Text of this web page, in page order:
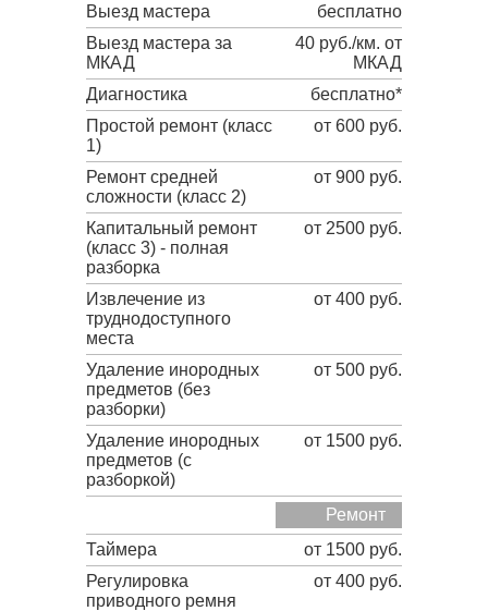
Выезд мастера
бесплатно
Выезд мастера за
МКАД
40 руб./км. от
МКАД
Диагностика
бесплатно*
Простой ремонт (класс
1)
от 600 руб.
Ремонт средней
сложности (класс 2)
от 900 руб.
Капитальный ремонт
(класс 3) - полная
разборка
от 2500 руб.
Извлечение из
труднодоступного
места
от 400 руб.
Удаление инородных
предметов (без
разборки)
от 500 руб.
Удаление инородных
предметов (с
разборкой)
от 1500 руб.
Ремонт
Таймера
от 1500 руб.
Регулировка
приводного ремня
от 400 руб.